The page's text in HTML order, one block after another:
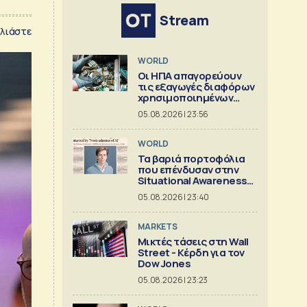
Stream
WORLD
Οι ΗΠΑ απαγορεύουν
τις εξαγωγές διαφόρων
χρησιμοποιημένων
κρίσιμων ορυκτών
05.08.2026 | 23:56
WORLD
Τα βαριά πορτοφόλια
που επένδυσαν στην
Situational Awareness
πριν καταρρεύσει
05.08.2026 | 23:40
MARKETS
Μικτές τάσεις στη Wall
Street - Κέρδη για τον
Dow Jones
05.08.2026 | 23:23